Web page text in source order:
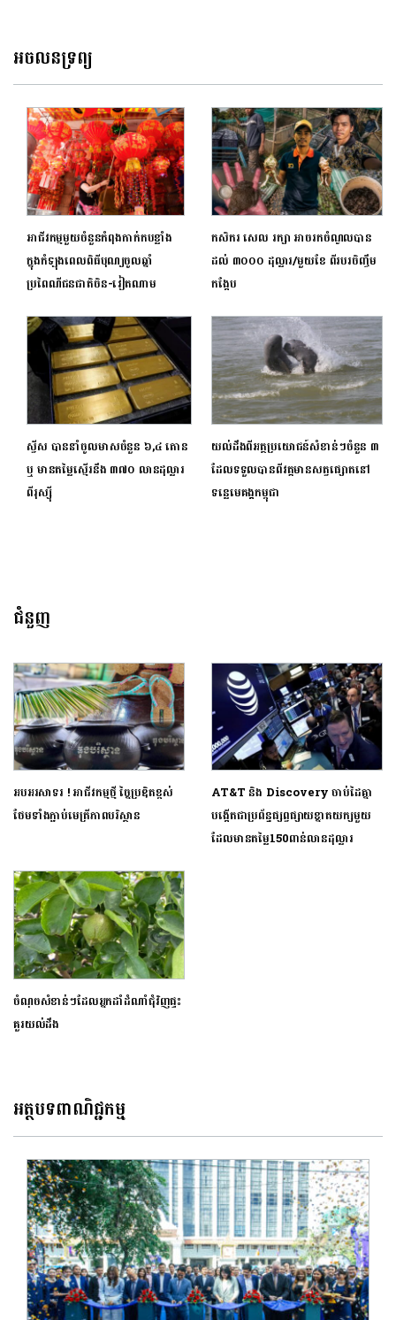
អចលនទ្រព្យ
អាជីវកម្មមួយចំនួនកំពុងកាក់កបខ្លាំង
ក្នុងកំឡុងពេលពិធីបុណ្យចូលឆ្នាំ
ប្រពៃណីជនជាតិចិន-វៀតណាម
កសិករ ​សេល ​រក្សា​ ​អាច​រក​ចំណូល​បាន​
ដល់​ ​៣០០០​ ​ដុល្លារ​/​មួយ​ខែ ​ពីរបរ​ចិញ្ចឹម​
កង្កែប
ស្វីស បាននាំចូលមាសចំនួន ៦,៤ តោន
ឬ មានតម្លៃស្មើរនឹង ៣៧០ លានដុល្លារ
ពីរុស្ស៊ី
យល់ដឹងពីអត្ថប្រយោជន៍សំខាន់ៗចំនួន ៣
ដែលទទួលបានពីវត្តមានសត្វផ្សោតនៅ
ទន្លេមេគង្គកម្ពុជា
ជំនួញ
អបអរសាទរ ! អាជីវកម្មថ្មី ច្នៃប្រឌិតខ្ពស់
ថែមទាំងភ្ជាប់មេត្រីភាពបរិស្ថាន
AT&T និង Discovery ចាប់ដៃគ្នា
បង្កើតជាប្រព័ន្ធផ្សព្វផ្សាយខ្នាតយក្សមួយ
ដែលមានតម្លៃ150ពាន់លានដុល្លារ
ចំណុចសំខាន់ៗដែលអ្នកដាំដំណាំជុំវិញផ្ទះ
គួរយល់ដឹង
អត្ថបទពាណិជ្ជកម្ម